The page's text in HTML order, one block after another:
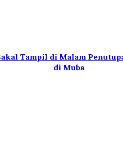
Tampil di Malam
di Muba